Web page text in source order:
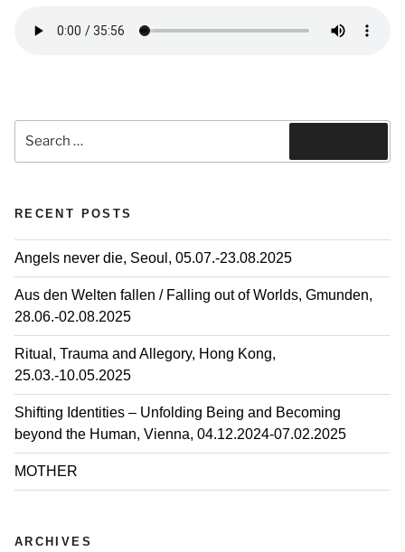
o
s
i
t
s
n
m
e
o
n
a
Search
RECENT POSTS
Angels never die, Seoul, 05.07.-23.08.2025
Aus den Welten fallen / Falling out of Worlds, Gmunden,
28.06.-02.08.2025
Ritual, Trauma and Allegory, Hong Kong,
25.03.-10.05.2025
Shifting Identities – Unfolding Being and Becoming
beyond the Human, Vienna, 04.12.2024-07.02.2025
MOTHER
ARCHIVES